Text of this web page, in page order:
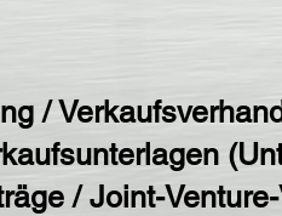
/
/ Joint-